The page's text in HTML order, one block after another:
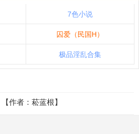
7色小说
囚爱（民国H）
极品淫乱合集
作者：菘蓝根】